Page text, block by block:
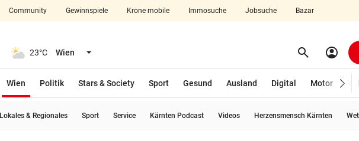
closeSchließen
arrow_right
Community Gewinnspiele Krone mobile Immosuche Jobsuche Bazar
23°C Wien Menü aufklappen search Suchen
account_circle
Wien
Politik
Stars & Society Sport Gesund Ausland Digital Motor
Lokales & Regionales Sport Service Kärnten Podcast Videos Herzensmensch Kärnten